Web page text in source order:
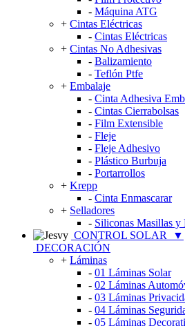
- Máquina ATG
+ Cintas Eléctricas
- Cintas Eléctricas
+ Cintas No Adhesivas
- Balizamiento
- Teflón Ptfe
+ Embalaje
- Cinta Adhesiva
- Cintas Cierrabolsas
- Film Extensible
- Fleje
- Fleje Adhesivo
- Plástico Burbuja
- Portarrollos
+ Krepp
- Cinta Enmascarar
+ Selladores
- Siliconas Masillas y
CONTROL SOLAR
▼
DECORACIÓN
+ Láminas
- 01 Láminas Solar
- 02 Láminas
- 03 Láminas
- 04 Láminas
- 05 Láminas